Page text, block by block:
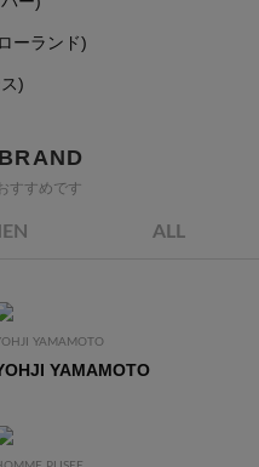
ーランド)
)
すすめです
ALL
YAMAMOTO
YAMAMOTO